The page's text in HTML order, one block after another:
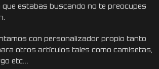
estabas buscando no te preocupes
con personalizador propio tanto
otros artículos tales como camisetas,
etc…